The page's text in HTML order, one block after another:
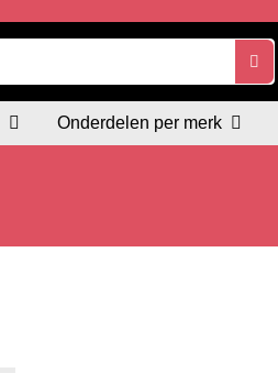
Onderdelen per merk